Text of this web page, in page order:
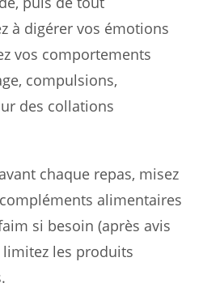
à digérer vos émotions
vos comportements
compulsions,
des collations
chaque repas, misez
alimentaires
si besoin (après avis
les produits